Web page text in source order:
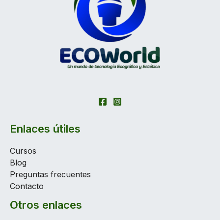
Enlaces útiles
Cursos
Blog
Preguntas frecuentes
Contacto
Otros enlaces